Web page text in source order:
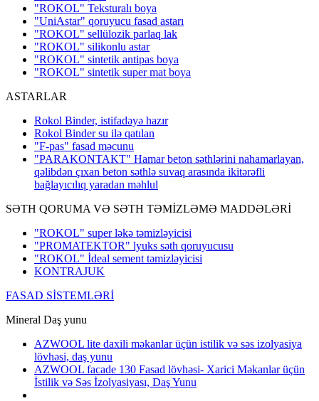
"ROKOL" Teksturalı boya
"UniAstar" qoruyucu fasad astarı
"ROKOL" sellülozik parlaq lak
"ROKOL" silikonlu astar
"ROKOL" sintetik antipas boya
"ROKOL" sintetik super mat boya
ASTARLAR
Rokol Binder, istifadəyə hazır
Rokol Binder su ilə qatılan
"F-pas" fasad məcunu
"PARAKONTAKT" Hamar beton səthlərini nahamarlayan,
qəlibdən çıxan beton səthlə suvaq arasında ikitərəfli
bağlayıcılıq yaradan məhlul
SƏTH QORUMA VƏ SƏTH TƏMİZLƏMƏ MADDƏLƏRİ
"ROKOL" super ləkə təmizləyicisi
"PROMATEKTOR" lyuks səth qoruyucusu
"ROKOL" İdeal sement təmizləyicisi
KONTRAJUK
FASAD SİSTEMLƏRİ
Mineral Daş yunu
AZWOOL lite daxili məkanlar üçün istilik və səs izolyasiya
lövhəsi, daş yunu
AZWOOL facade 130 Fasad lövhəsi- Xarici Məkanlar üçün
İstilik və Səs İzolyasiyası, Daş Yunu